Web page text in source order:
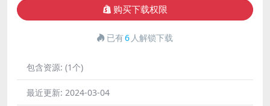
购买下载权限
已有6 人解锁下载
包含资源: (1个)
最近更新: 2024-03-04